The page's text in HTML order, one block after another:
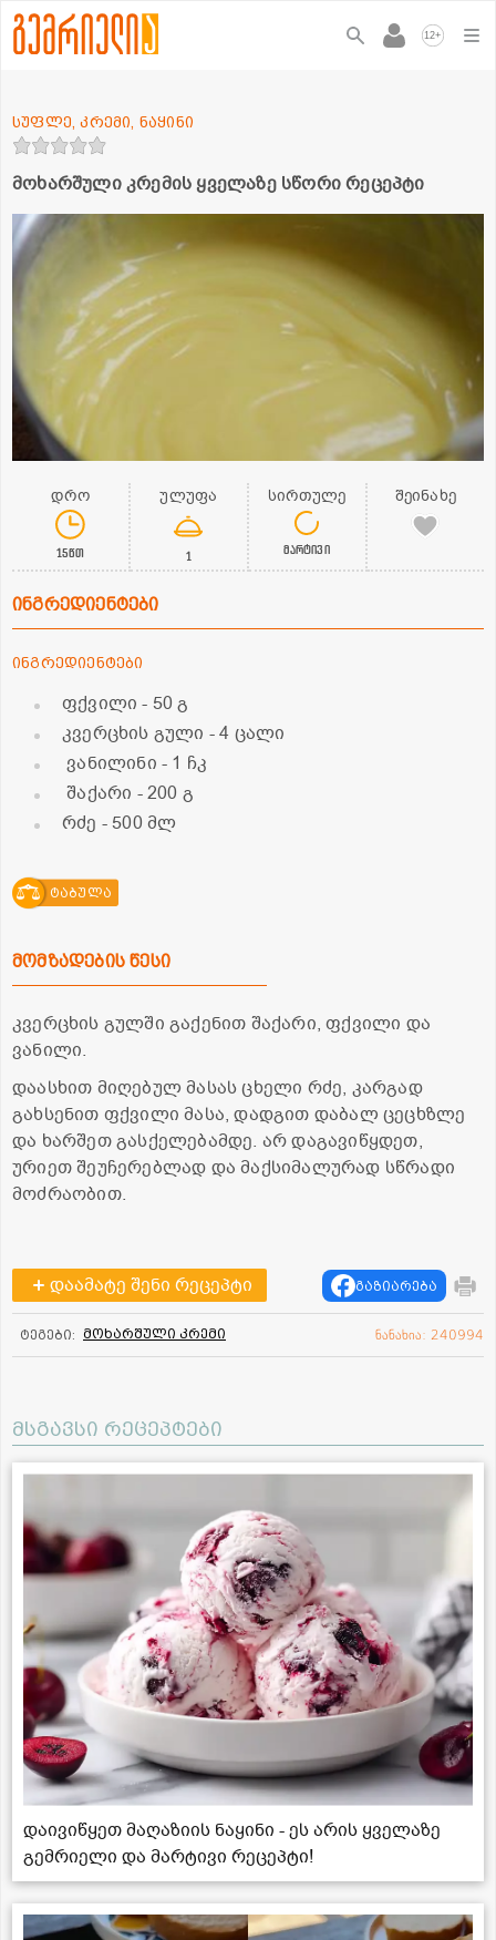
12+
მოხარშული კრემის ყველაზე სწორი რეცეპტი
სუფლე, კრემი, ნაყინი
დრო
15წთ
ულუფა
1
სირთულე
მარტივი
შეინახე
ინგრედიენტები
ინგრედიენტები
ფქვილი- 50 გ
კვერცხის გული - 4 ცალი
ვანილინი - 1 ჩკ
შაქარი - 200 გ
რძე - 500 მლ
ტაბულა
მომზადების წესი
კვერცხის გულში გაქენით შაქარი, ფქვილი და
ვანილი.
დაასხით მიღებულ მასას ცხელი რძე, კარგად
გახსენით ფქვილი მასა, დადგით დაბალ ცეცხზლე
და ხარშეთ გასქელებამდე. არ დაგავიწყდეთ,
ურიეთ შეუჩერებლად და მაქსიმალურად სწრადი
მოძრაობით.
დაამატე შენი რეცეპტი გაზიარება
ტეგები: მოხარშული კრემი ნანახია: 240994
მსგავსი რეცეპტები
დაივიწყეთ მაღაზიის ნაყინი - ეს არის ყველაზე
გემრიელი და მარტივი რეცეპტი!